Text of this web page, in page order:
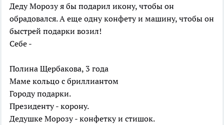
Деду Морозу я бы подарил икону, чтобы он
обрадовался. А еще одну конфету и машину, чтобы он
быстрей подарки возил!
Себе -
Полина Щербакова, 3 года
Маме кольцо с бриллиантом
Городу подарки.
Президенту - корону.
Дедушке Морозу - конфетку и стишок.